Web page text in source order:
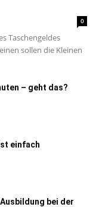
0
Taschengeldes
sollen die Kleinen
– geht das?
einfach
bei der